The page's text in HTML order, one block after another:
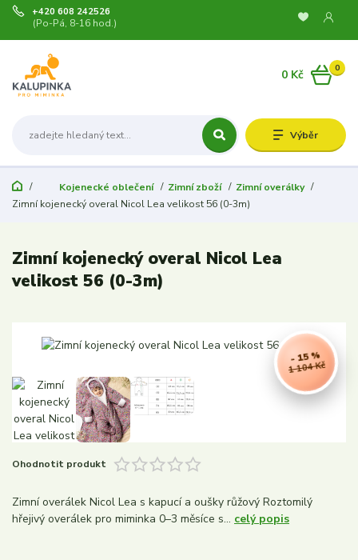
Výběr
+420 608 242526
(Po-Pá, 8-16 hod.)
0
0 Kč
Kojenecké oblečení Zimní zboží
Zimní overálky
Zimní kojenecký overal Nicol Lea velikost 56 (0-3m)
Zimní kojenecký overal Nicol Lea
velikost 56 (0-3m)
1 104 Kč
- 15 %
Ohodnotit produkt
Zimní overálek Nicol Lea s kapucí a oušky růžový Roztomilý
hřejivý overálek pro miminka 0–3 měsíce s... celý popis